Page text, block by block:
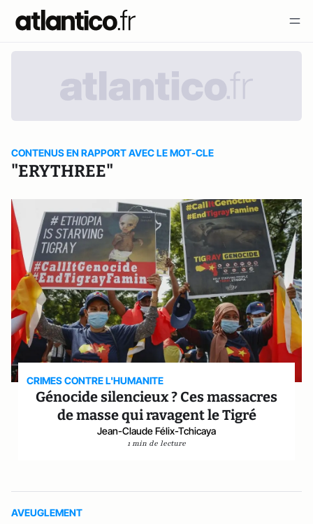
CONTENUS EN RAPPORT AVEC LE MOT-CLE
"ERYTHREE"
CRIMES CONTRE L'HUMANITE
Génocide silencieux ? Ces massacres
de masse qui ravagent le Tigré
Jean-Claude Félix-Tchicaya
1 min de lecture
AVEUGLEMENT